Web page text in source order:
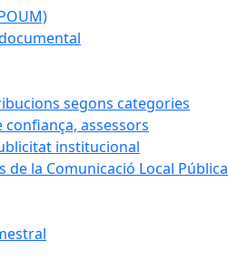
segons categories
assessors
institucional
de la Comunicació Local Pública